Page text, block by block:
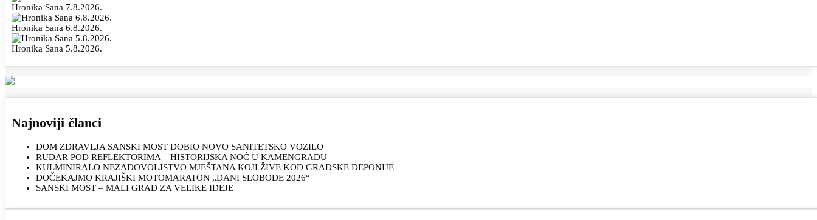
Hronika Sana 7.8.2026.
Hronika Sana 6.8.2026.
Hronika Sana 5.8.2026.
Najnoviji članci
DOM ZDRAVLJA SANSKI MOST DOBIO NOVO SANITETSKO VOZILO
RUDAR POD REFLEKTORIMA – HISTORIJSKA NOĆ U KAMENGRADU
KULMINIRALO NEZADOVOLJSTVO MJEŠTANA KOJI ŽIVE KOD GRADSKE DEPONIJE
DOČEKAJMO KRAJIŠKI MOTOMARATON „DANI SLOBODE 2026“
SANSKI MOST – MALI GRAD ZA VELIKE IDEJE